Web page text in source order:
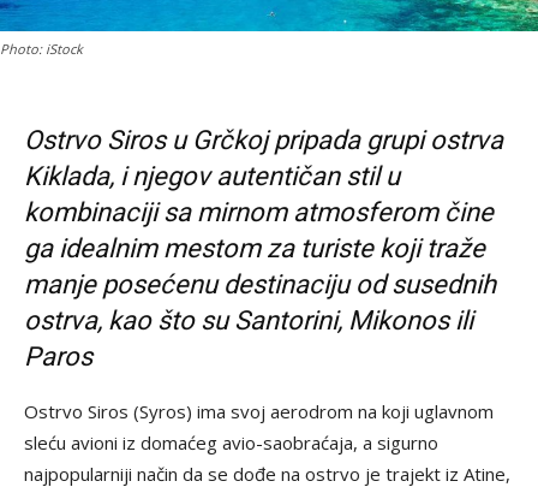
Photo: iStock
Ostrvo Siros u Grčkoj pripada grupi ostrva
Kiklada, i njegov autentičan stil u
kombinaciji sa mirnom atmosferom čine
ga idealnim mestom za turiste koji traže
manje posećenu destinaciju od susednih
ostrva, kao što su Santorini, Mikonos ili
Paros
Ostrvo Siros (Syros) ima svoj aerodrom na koji uglavnom
sleću avioni iz domaćeg avio-saobraćaja, a sigurno
najpopularniji način da se dođe na ostrvo je trajekt iz Atine,